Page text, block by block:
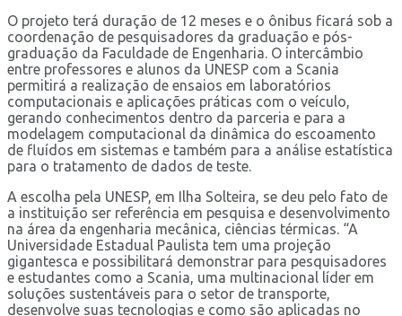
O projeto terá duração de 12 meses e o ônibus ficará sob a
coordenação de pesquisadores da graduação e pós-
graduação da Faculdade de Engenharia. O intercâmbio
entre professores e alunos da UNESP com a Scania
permitirá a realização de ensaios em laboratórios
computacionais e aplicações práticas com o veículo,
gerando conhecimentos dentro da parceria e para a
modelagem computacional da dinâmica do escoamento
de fluídos em sistemas e também para a análise estatística
para o tratamento de dados de teste.
A escolha pela UNESP, em Ilha Solteira, se deu pelo fato de
a instituição ser referência em pesquisa e desenvolvimento
na área da engenharia mecânica, ciências térmicas. “A
Universidade Estadual Paulista tem uma projeção
gigantesca e possibilitará demonstrar para pesquisadores
e estudantes como a Scania, uma multinacional líder em
soluções sustentáveis para o setor de transporte,
desenvolve suas tecnologias e como são aplicadas no